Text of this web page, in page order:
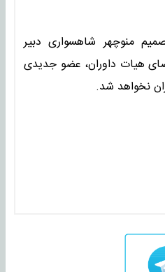
منوچهر شاهسواری دبیر
هیات داوران، عضو جدیدی
نخواهد شد.